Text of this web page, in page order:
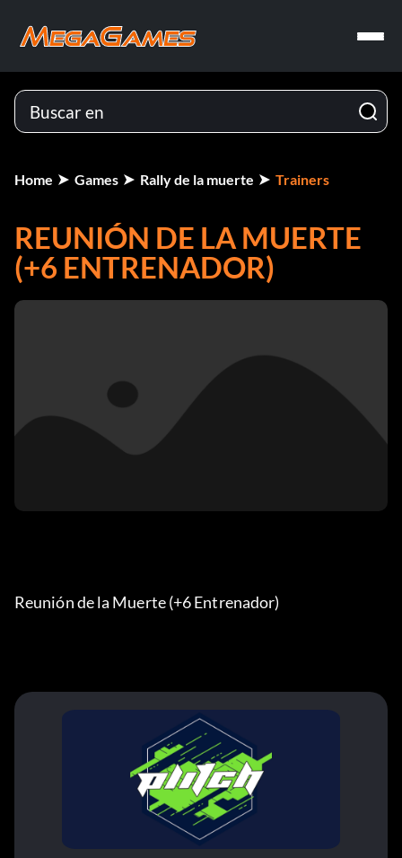
Home Games Rally de la muerte Trainers
REUNIÓN DE LA MUERTE
(+6 ENTRENADOR)
Reunión de la Muerte (+6 Entrenador)